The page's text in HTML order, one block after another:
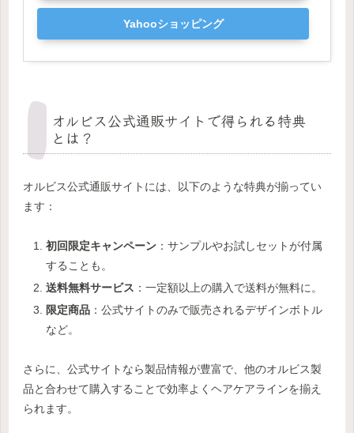
Yahooショッピング
オルビス公式通販サイトで得られる特典
とは？
オルビス公式通販サイトには、以下のような特典が揃ってい
ます：
初回限定キャンペーン：サンプルやお試しセットが付属
することも。
送料無料サービス ：一定額以上の購入で送料が無料に。
限定商品：公式サイトのみで販売されるデザインボトル
など。
さらに、公式サイトなら製品情報が豊富で、他のオルビス製
品と合わせて購入することで効率よくヘアケアラインを揃え
られます。